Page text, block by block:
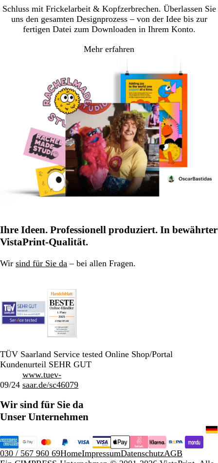
Schluss mit Frickelarbeit & Kopfzerbrechen. Überlassen Sie
uns den gesamten Designprozess – von der Idee bis zur
fertigen Datei zum Downloaden in Ihrem Konto.
Mehr erfahren
Ihre Ideen. Professionell produziert. In bewährter
VistaPrint-Qualität.
Wir sind für Sie da – bei allen Fragen.
TÜV Saarland Service tested Online Shop/Portal
Kundenurteil SEHR GUT
09/24
www.tuev-
saar.de/sc46079
Wir sind für Sie da
Unser Unternehmen
030 / 567 960 69HomeImpressumDatenschutzAGB